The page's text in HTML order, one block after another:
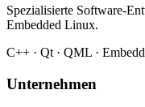
Spezialisierte Software-
Embedded Linux.
C++ · Qt · QML ·
Unternehmen